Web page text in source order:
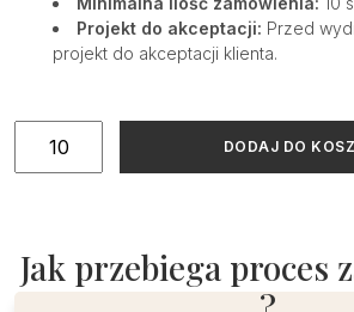
Projekt do akceptacji: Przed
projekt do akceptacji klienta.
ilość
leżące
beżowe
DODAJ DO
Jak przebiega proces